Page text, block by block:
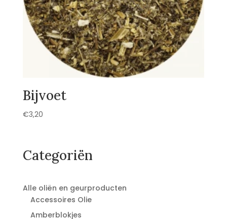
Bijvoet
€3,20
Categoriën
Alle oliën en geurproducten
Accessoires Olie
Amberblokjes